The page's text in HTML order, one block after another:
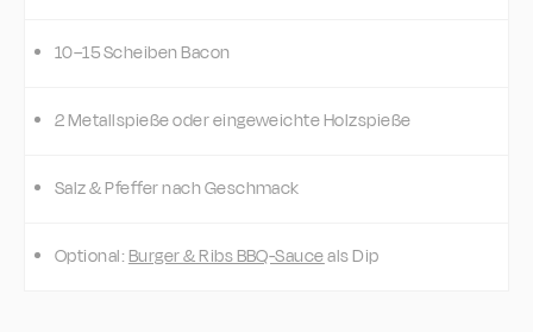
10–15 Scheiben Bacon
2 Metallspieße oder eingeweichte Holzspieße
Salz & Pfeffer nach Geschmack
Optional:Burger & Ribs BBQ-Sauceals Dip